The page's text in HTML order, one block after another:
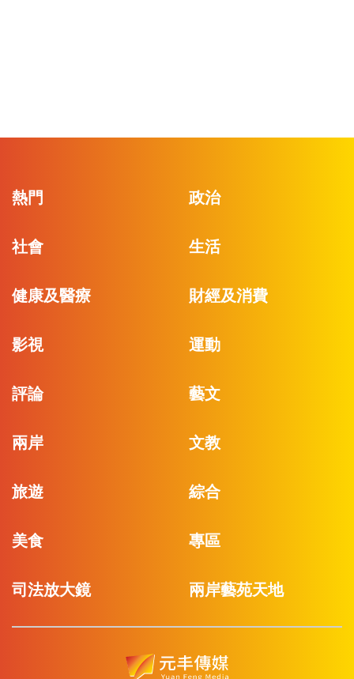
熱門 政治
社會 生活
健康及醫療 財經及消費
影視 運動
評論 藝文
兩岸 文教
旅遊 綜合
美食 專區
司法放大鏡 兩岸藝苑天地